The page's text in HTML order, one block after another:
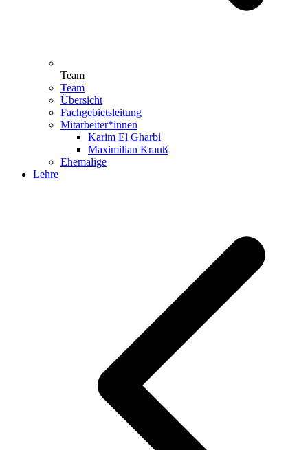
Team
Team
Übersicht
Fachgebietsleitung
Mitarbeiter*innen
Karim El Gharbi
Maximilian Krauß
Ehemalige
Lehre